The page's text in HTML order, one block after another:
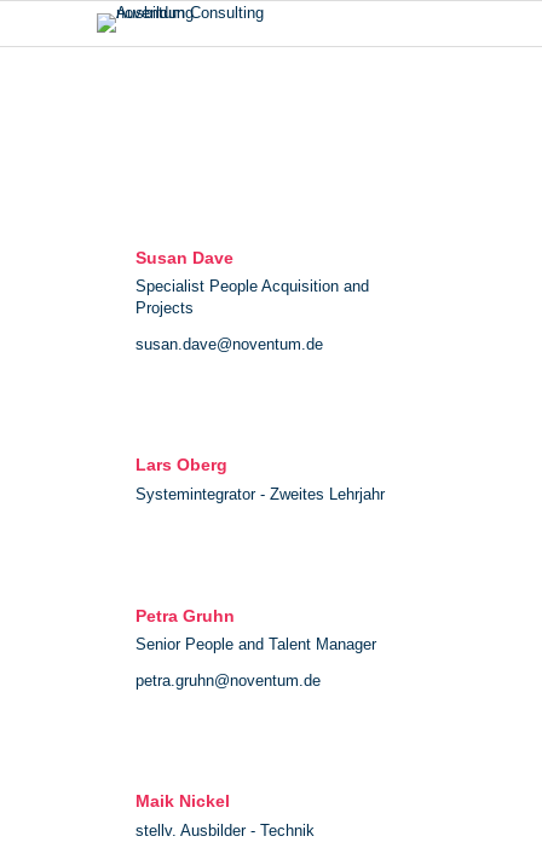
Susan Dave
Specialist People Acquisition and
Projects
susan.dave@noventum.de
Lars Oberg
Systemintegrator - Zweites Lehrjahr
Petra Gruhn
Senior People and Talent Manager
petra.gruhn@noventum.de
Maik Nickel
stellv. Ausbilder - Technik